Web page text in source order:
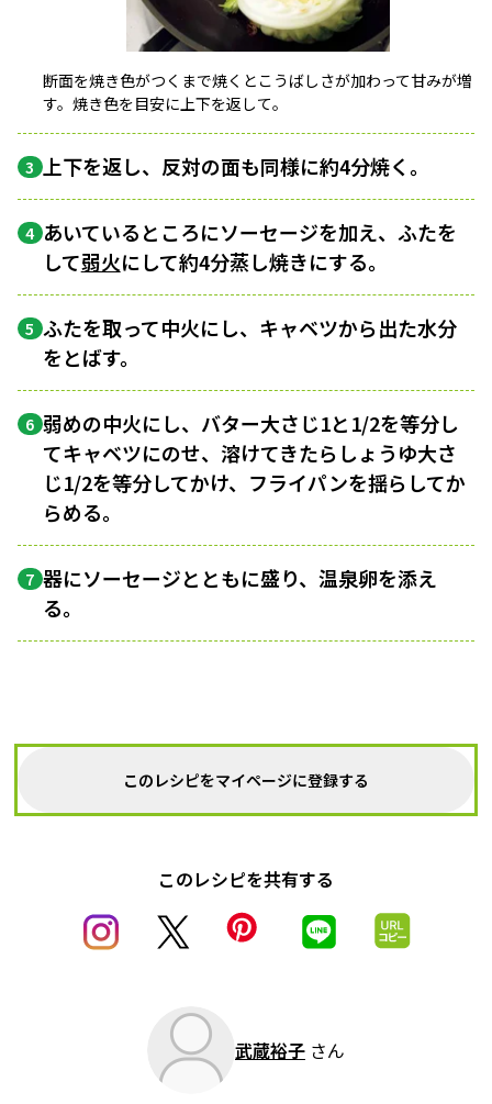
断面を焼き色がつくまで焼くとこうばしさが加わって甘みが増
す。焼き色を目安に上下を返して。
3 上下を返し、反対の面も同様に約4分焼く。
4 あいているところにソーセージを加え、ふたを
して弱火にして約4分蒸し焼きにする。
5 ふたを取って中火にし、キャベツから出た水分
をとばす。
6 弱めの中火にし、バター大さじ1と1/2を等分し
てキャベツにのせ、溶けてきたらしょうゆ大さ
じ1/2を等分してかけ、フライパンを揺らしてか
らめる。
7 器にソーセージとともに盛り、温泉卵を添え
る。
このレシピをマイページに登録する
このレシピを共有する
武蔵裕子 さん